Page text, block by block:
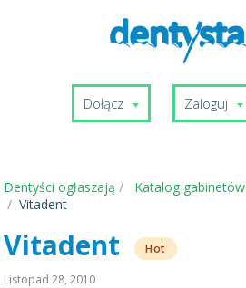
Dołącz Zaloguj
Dentyści ogłaszają Katalog gabinetów
Vitadent
Vitadent
Hot
Listopad 28, 2010